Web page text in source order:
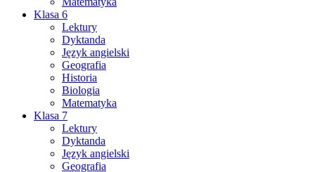
Klasa 6
Lektury
Dyktanda
Język angielski
Geografia
Historia
Biologia
Matematyka
Klasa 7
Lektury
Dyktanda
Język angielski
Geografia